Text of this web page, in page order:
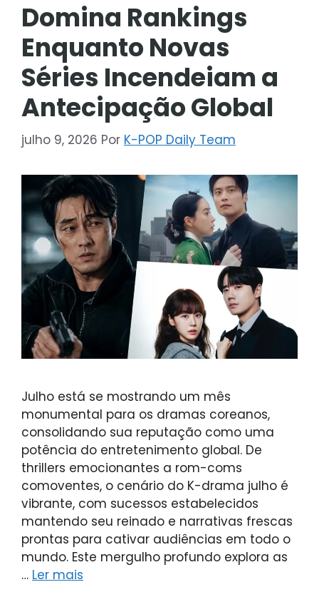
Domina Rankings
Enquanto Novas
Séries Incendeiam a
Antecipação Global
julho 9, 2026 Por K-POP Daily Team
Julho está se mostrando um mês
monumental para os dramas coreanos,
consolidando sua reputação como uma
potência do entretenimento global. De
thrillers emocionantes a rom-coms
comoventes, o cenário do K-drama julho é
vibrante, com sucessos estabelecidos
mantendo seu reinado e narrativas frescas
prontas para cativar audiências em todo o
mundo. Este mergulho profundo explora as
… Ler mais